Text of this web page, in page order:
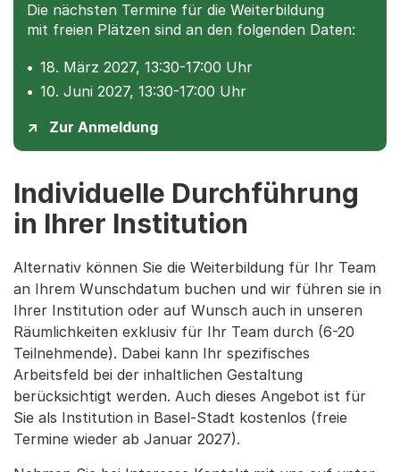
Die nächsten Termine für die Weiterbildung
mit freien Plätzen sind an den folgenden Daten:
18. März 2027, 13:30-17:00 Uhr
10. Juni 2027, 13:30-17:00 Uhr
Zur Anmeldung
Individuelle Durchführung
in Ihrer Institution
Alternativ können Sie die Weiterbildung für Ihr Team
an Ihrem Wunschdatum buchen und wir führen sie in
Ihrer Institution oder auf Wunsch auch in unseren
Räumlichkeiten exklusiv für Ihr Team durch (6-20
Teilnehmende). Dabei kann Ihr spezifisches
Arbeitsfeld bei der inhaltlichen Gestaltung
berücksichtigt werden. Auch dieses Angebot ist für
Sie als Institution in Basel-Stadt kostenlos (freie
Termine wieder ab Januar 2027).